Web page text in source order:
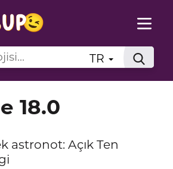
TR
18.0
astronot: Açık Ten